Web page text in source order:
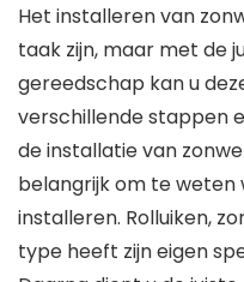
Het installeren van
taak zijn, maar met de
gereedschap kan u
verschillende stappen
de installatie van
belangrijk om te weten
installeren. Rolluiken,
type heeft zijn eigen